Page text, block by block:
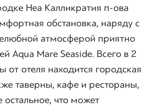
Неа Калликратия п-ова
обстановка, наряду с
атмосферой приятно
Aqua Mare Seaside. Всего в 2
от отеля находится городская
таверны, кафе и рестораны,
остальное, что может